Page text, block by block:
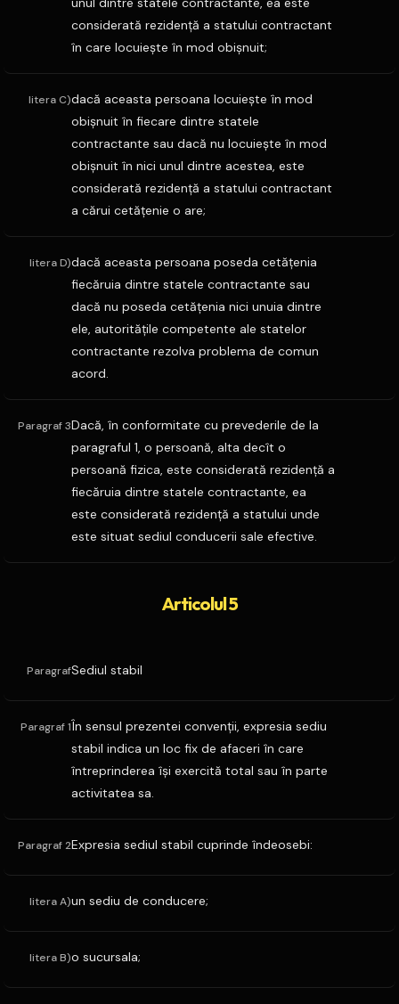
considerată rezidenţă a statului contractant
în care locuieşte în mod obişnuit;
litera C)dacă aceasta persoana locuieşte în mod
obişnuit în fiecare dintre statele
contractante sau dacă nu locuieşte în mod
obişnuit în nici unul dintre acestea, este
considerată rezidenţă a statului contractant
a cărui cetăţenie o are;
litera D)dacă aceasta persoana poseda cetăţenia
fiecăruia dintre statele contractante sau
dacă nu poseda cetăţenia nici unuia dintre
ele, autorităţile competente ale statelor
contractante rezolva problema de comun
acord.
Paragraf 3Dacă, în conformitate cu prevederile de la
paragraful 1, o persoană, alta decît o
persoană fizica, este considerată rezidenţă a
fiecăruia dintre statele contractante, ea
este considerată rezidenţă a statului unde
este situat sediul conducerii sale efective.
Articolul 5
ParagrafSediul stabil
Paragraf 1În sensul prezentei convenţii, expresia sediu
stabil indica un loc fix de afaceri în care
întreprinderea îşi exercită total sau în parte
activitatea sa.
Paragraf 2Expresia sediul stabil cuprinde îndeosebi:
litera A)un sediu de conducere;
litera B)o sucursala;